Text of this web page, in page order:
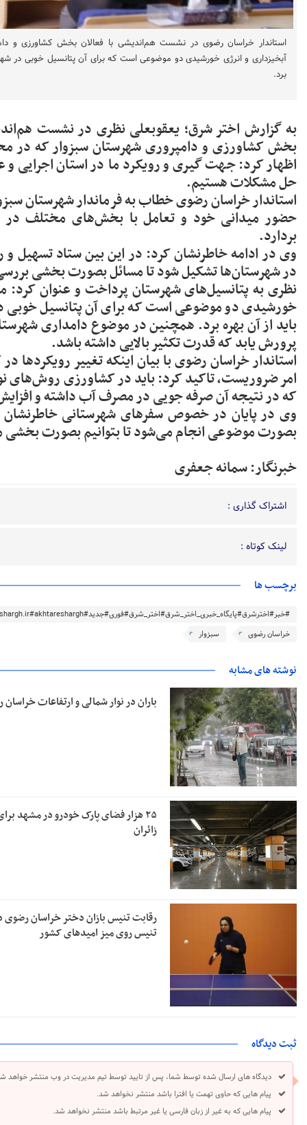
استاندار خراسان رضوی در نشست هم‌اندیشی با فعالان بخش کشاورزی و
آبخیزداری و انرژی خورشیدی دو موضوعی است که برای آن پتانسیل خوبی در
برد.
به گزارش اختر شرق؛ یعقوبعلی نظری در نشست
بخش کشاورزی و دامپروری شهرستان سبزوار که در
اظهار کرد: جهت گیری و رویکرد ما در استان اجرایی و
حل مشکلات هستیم.
استاندار خراسان رضوی خطاب به فرماندار شهرستان
حضور میدانی خود و تعامل با بخش‌های مختلف
بردارد.
وی در ادامه خاطرنشان کرد: در این بین ستاد تسهیل و
در شهرستان‌ها تشکیل شود تا مسائل بصورت بخشی
نظری به پتانسیل‌های شهرستان پرداخت و عنوان کرد:
خورشیدی دو موضوعی است که برای آن پتانسیل خوبی
باید از آن بهره برد. همچنین در موضوع دامداری
پرورش یابد که قدرت تکثیر بالایی داشته باشد.
استاندار خراسان رضوی با بیان اینکه تغییر
امر ضروریست، تاکید کرد: باید در کشاورزی روش‌های
که در نتیجه آن صرفه جویی در مصرف آب داشته و
وی در پایان در خصوص سفرهای شهرستانی
بصورت موضوعی انجام می‌شود تا بتوانیم بصورت
خبرنگار: سمانه جعفری
اشتراک گذاری :
لینک کوتاه :
برچسب ها
#خبر#اخترشرق#پایگاه_خبری_اختر_شرق#اختر_شرق#فوری#جدید#akhtareshargh.ir#akhtareshargh#خراسان#خراسان_رضوی
خراسان رضوی
سبزوار
نوشته های مشابه
باران در نوار شمالی و ارتفاعات
۲۵ هزار فضای پارک خودرو در مشهد
زائران
رقابت تنیس بازان دختر خراسان رضوی
تنیس روی میز امیدهای کشور
ثبت دیدگاه
دیدگاه های ارسال شده توسط شما، پس از تایید توسط تیم مدیریت در وب منتشر خواهد
پیام هایی که حاوی تهمت یا افترا باشد منتشر نخواهد شد.
پیام هایی که به غیر از زبان فارسی یا غیر مرتبط باشد منتشر نخواهد شد.